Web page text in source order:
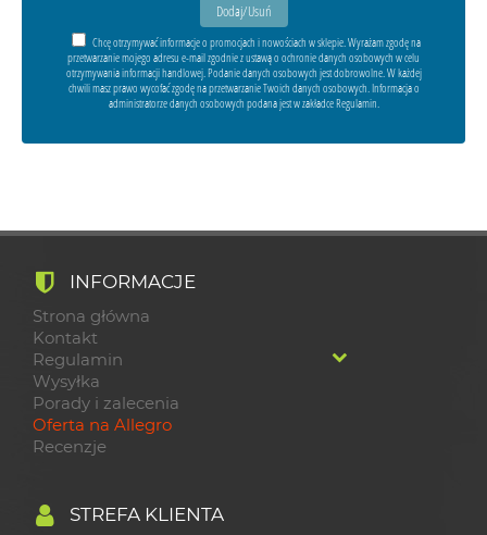
Chcę otrzymywać informacje o promocjach i nowościach w sklepie. Wyrażam zgodę na
przetwarzanie mojego adresu e-mail zgodnie z ustawą o ochronie danych osobowych w celu
otrzymywania informacji handlowej. Podanie danych osobowych jest dobrowolne. W każdej
chwili masz prawo wycofać zgodę na przetwarzanie Twoich danych osobowych. Informacja o
administratorze danych osobowych podana jest w zakładce Regulamin.
INFORMACJE
Strona główna
Kontakt
Regulamin
Wysyłka
Porady i zalecenia
Oferta na Allegro
Recenzje
STREFA KLIENTA